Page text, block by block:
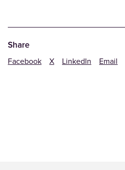
Share
Facebook X LinkedIn Email